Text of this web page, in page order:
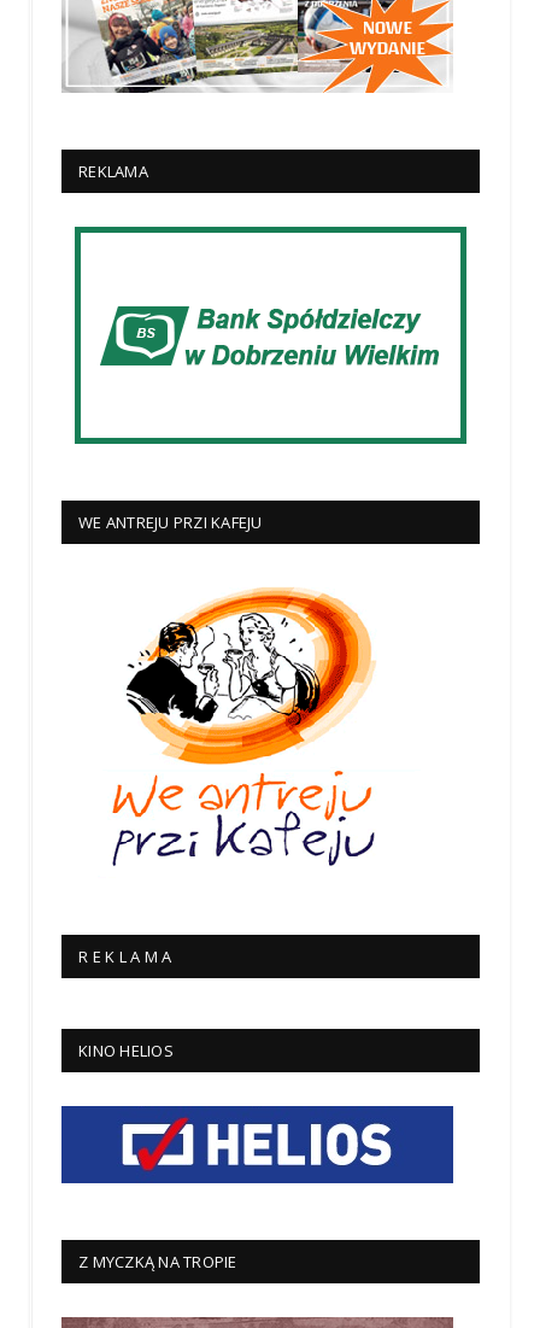
REKLAMA
WE ANTREJU PRZI KAFEJU
R E K L A M A
KINO HELIOS
Z MYCZKĄ NA TROPIE